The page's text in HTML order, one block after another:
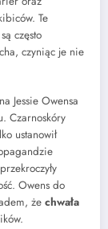
Te
są często
czyniąc je nie
Jessie Owensa
Czarnoskóry
ustanowił
Owens do
że chwała